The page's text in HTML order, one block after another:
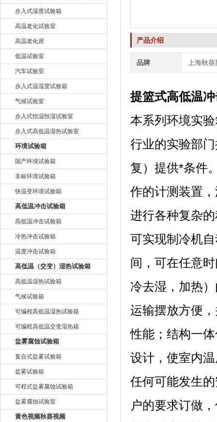
步入式湿度试验箱
高温老化试验室
高温老化房
低温试验室
汽车试验室
步入式温湿度试验箱
气候试验室
步入式恒温恒湿试验室
步入式高低温湿热试验室
环境试验箱
国产环境试验箱
非标环境试验箱
快温变环境试验箱
高低温冲击试验箱
高低温冲击试验箱
冷热冲击试验箱
温度冲击试验箱
高低温（交变）湿热试验箱
高低温湿热试验箱
气候试验箱
可编程高低温湿热试验箱
可编程高低温交变湿热箱
盐雾腐蚀试验箱
复合式盐雾试验箱
盐雾试验箱
可程式盐雾腐蚀试验箱
盐雾腐蚀试验室
黄色视频秋葵视频
产品介绍
品牌 上海秋
提篮式高低温
本系列环境实验
行业的实验部门
复）提供*条件
作的计测装置
进行各种复杂的程
可实现制冷机自
间，可在任意
冷去湿，加
运输摆放方便
性能；结构一
设计，使室内
任何可能发生的
户的要求订做，